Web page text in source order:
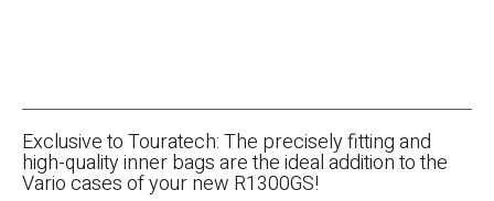
Exclusive to Touratech: The precisely fitting and
high-quality inner bags are the ideal addition to the
Vario cases of your new R1300GS!